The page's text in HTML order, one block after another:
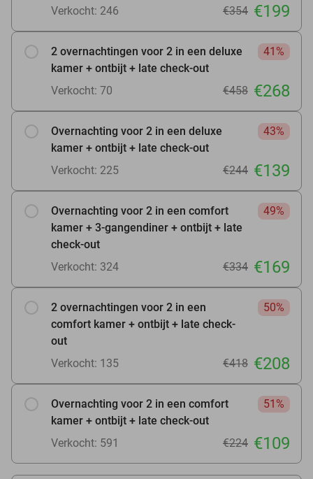
Verkocht: 246 €354 €199
2 overnachtingen voor 2 in een deluxe
kamer + ontbijt + late check-out
41%
Verkocht: 70 €458 €268
Overnachting voor 2 in een deluxe
kamer + ontbijt + late check-out
43%
Verkocht: 225 €244 €139
Overnachting voor 2 in een comfort
kamer + 3-gangendiner + ontbijt + late
check-out
49%
Verkocht: 324 €334 €169
2 overnachtingen voor 2 in een
comfort kamer + ontbijt + late check-
out
50%
Verkocht: 135 €418 €208
Overnachting voor 2 in een comfort
kamer + ontbijt + late check-out
51%
Verkocht: 591 €224 €109